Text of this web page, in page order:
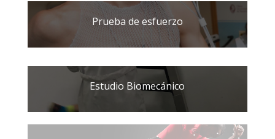
Prueba de esfuerzo
Estudio Biomecánico